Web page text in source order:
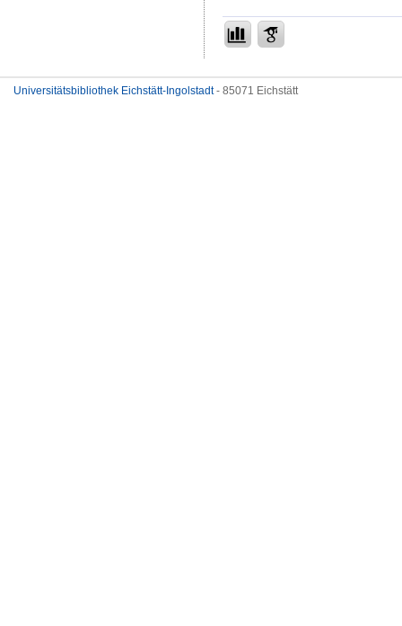
Universitätsbibliothek Eichstätt-Ingolstadt- 85071 Eichstätt